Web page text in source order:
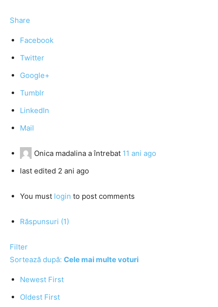
Share
Facebook
Twitter
Google+
Tumblr
LinkedIn
Mail
Onica madalina a întrebat 11 ani ago
last edited 2 ani ago
You must login to post comments
Răspunsuri (1)
Filter
Sortează după: Cele mai multe voturi
Newest First
Oldest First